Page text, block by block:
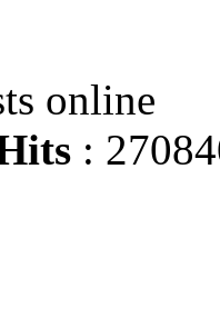
online
: